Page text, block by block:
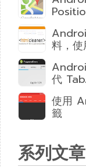
料，
代
使用
籤
系列文